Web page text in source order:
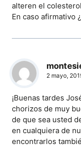
alteren el
En caso afirmativo
2 mayo,
¡Buenas tardes
chorizos de muy
de que sea usted
en cualquiera de
encontrarlos